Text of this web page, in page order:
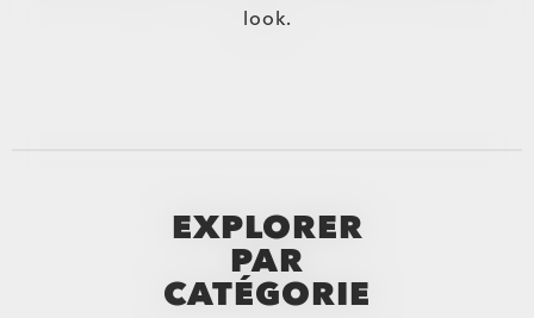
look.
EXPLORER
PAR
CATÉGORIE